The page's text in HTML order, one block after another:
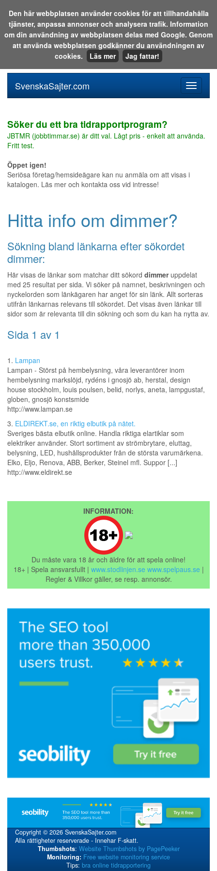
Sök i katalogen eller på webben:
meny
SvenskaSajter.com
Söker du ett bra tidrapportprogram?
JBTMR (jobbtimmar.se) är ditt val. Lågt pris - enkelt att använda.
Fritt test.
Öppet igen!
Seriösa företag/hemsideägare kan nu anmäla om att visas i
katalogen. Läs mer och kontakta oss vid intresse!
Hitta info om dimmer?
Sökning bland länkarna efter sökordet
dimmer:
Här visas de länkar som matchar ditt sökord dimmeruppdelat
med 25 resultat per sida. Vi söker på namnet, beskrivningen och
nyckelorden som länkägaren har anget för sin länk. Allt sorteras
utifrån länkarnas relevans till sökordet. Det visas även länkar till
sidor som är relevanta till din sökning och som du kan ha nytta av.
Sida 1 av 1
1. Lampan
Lampan - Störst på hembelysning, våra leverantörer inom
hembelysning markslöjd, rydéns i gnosjö ab, herstal, design
house stockholm, louis poulsen, belid, norlys, aneta, lampgustaf,
globen, gnosjö konstsmide
http://www.lampan.se
3. ELDIREKT.se, en riktig elbutik på nätet.
Sveriges bästa elbutik online. Handla riktiga elartiklar som
elektriker använder. Stort sortiment av strömbrytare, eluttag,
belysning, LED, hushållsprodukter från de största varumärkena.
Elko, Eljo, Renova, ABB, Berker, Steinel mfl. Suppor [...]
http://www.eldirekt.se
INFORMATION:
Du måste vara 18 år och äldre för att spela online!
18+ | Spela ansvarsfullt | www.stodlinjen.se www.spelpaus.se |
Regler & Villkor gäller, se resp. annonsör.
Copyright © 2026 SvenskaSajter.com
Alla rättigheter reserverade - Innehar F-skatt.
Thumbshots: Website Thumbshots by PagePeeker
Monitoring: Free website monitoring service
Tips: bra online tidrapportering
Den här webbplatsen använder cookies för att tillhandahålla
tjänster, anpassa annonser och analysera trafik. Information
om din användning av webbplatsen delas med Google. Genom
att använda webbplatsen godkänner du användningen av
cookies.
Läs mer Jag fattar!